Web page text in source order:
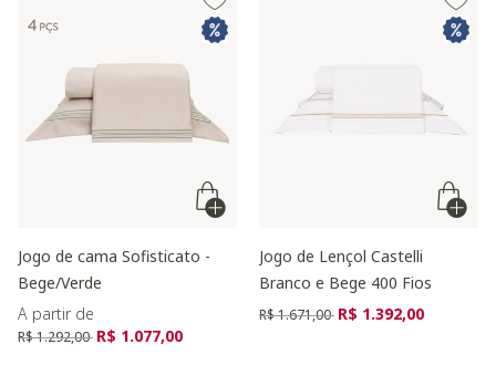
Jogo de cama Sofisticato -
Bege/Verde
A partir de
Preço reduzido de
R$ 1.292,00 para
R$ 1.077,00
Jogo de Lençol Castelli
Branco e Bege 400 Fios
Preço reduzido de
R$ 1.671,00 para
R$ 1.392,00